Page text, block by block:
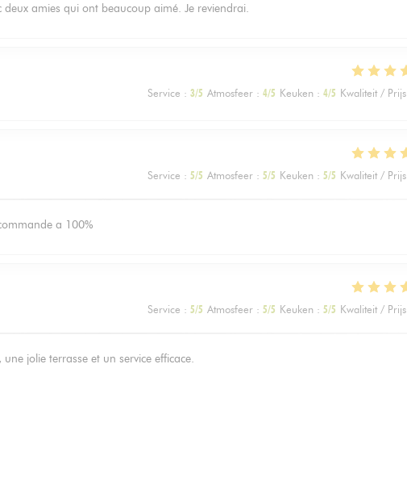
deux amies qui ont beaucoup aimé. Je reviendrai.
Service : 3/5 Atmosfeer : 4/5 Keuken : 4/5 Kwaliteit / Prijs
Service : 5/5 Atmosfeer : 5/5 Keuken : 5/5 Kwaliteit / Prijs
a 100%
Service : 5/5 Atmosfeer : 5/5 Keuken : 5/5 Kwaliteit / Prijs
jolie terrasse et un service efficace.